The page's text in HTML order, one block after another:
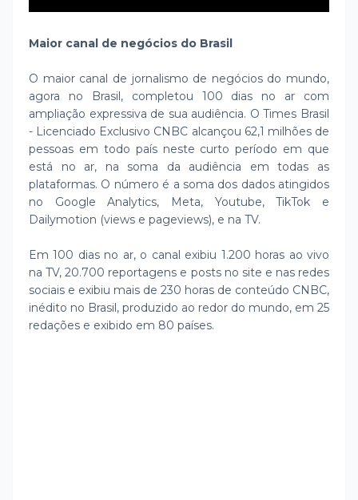
Maior canal de negócios do Brasil
O maior canal de jornalismo de negócios do mundo,
agora no Brasil, completou 100 dias no ar com
ampliação expressiva de sua audiência. O Times Brasil
- Licenciado Exclusivo CNBC alcançou 62,1 milhões de
pessoas em todo país neste curto período em que
está no ar, na soma da audiência em todas as
plataformas. O número é a soma dos dados atingidos
no Google Analytics, Meta, Youtube, TikTok e
Dailymotion (views e pageviews), e na TV.
Em 100 dias no ar, o canal exibiu 1.200 horas ao vivo
na TV, 20.700 reportagens e posts no site e nas redes
sociais e exibiu mais de 230 horas de conteúdo CNBC,
inédito no Brasil, produzido ao redor do mundo, em 25
redações e exibido em 80 países.